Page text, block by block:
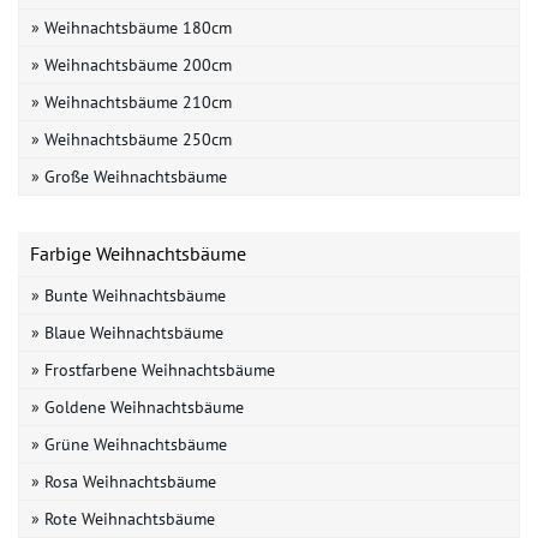
» Weihnachtsbäume 180cm
» Weihnachtsbäume 200cm
» Weihnachtsbäume 210cm
» Weihnachtsbäume 250cm
» Große Weihnachtsbäume
Farbige Weihnachtsbäume
» Bunte Weihnachtsbäume
» Blaue Weihnachtsbäume
» Frostfarbene Weihnachtsbäume
» Goldene Weihnachtsbäume
» Grüne Weihnachtsbäume
» Rosa Weihnachtsbäume
» Rote Weihnachtsbäume